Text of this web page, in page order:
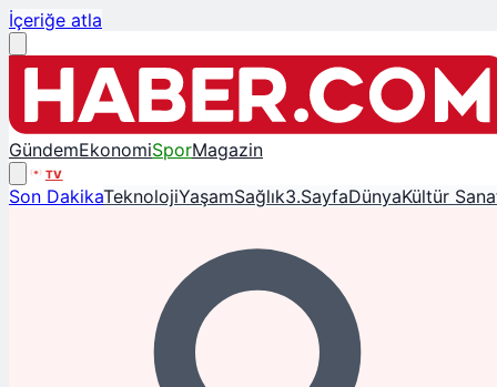
İçeriğe atla
GündemEkonomiSporMagazin
TV
Son DakikaTeknolojiYaşamSağlık3.SayfaDünyaKültür